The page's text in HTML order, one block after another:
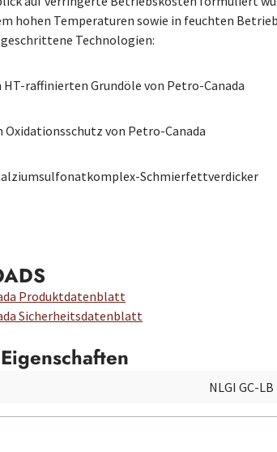
hohen Temperaturen sowie in feuchten
Technologien:
HT-raffinierten Grundöle von Petro-Canada
Oxidationsschutz von Petro-Canada
Schmierfettverdicker
Produktdatenblatt
Sicherheitsdatenblatt
NLGI GC-LB